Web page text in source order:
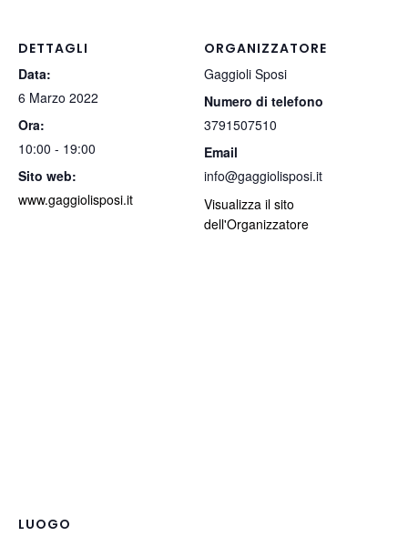
DETTAGLI
Data:
6 Marzo 2022
Ora:
10:00 - 19:00
Sito web:
www.gaggiolisposi.it
ORGANIZZATORE
Gaggioli Sposi
Numero di telefono
3791507510
Email
info@gaggiolisposi.it
Visualizza il sito
dell'Organizzatore
LUOGO